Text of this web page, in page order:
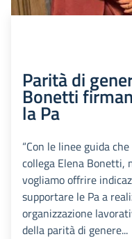
Parità di
Bonetti
la Pa
“Con le linee guida
collega Elena Bonetti,
vogliamo offrire
supportare le Pa a
organizzazione
della parità di genere...